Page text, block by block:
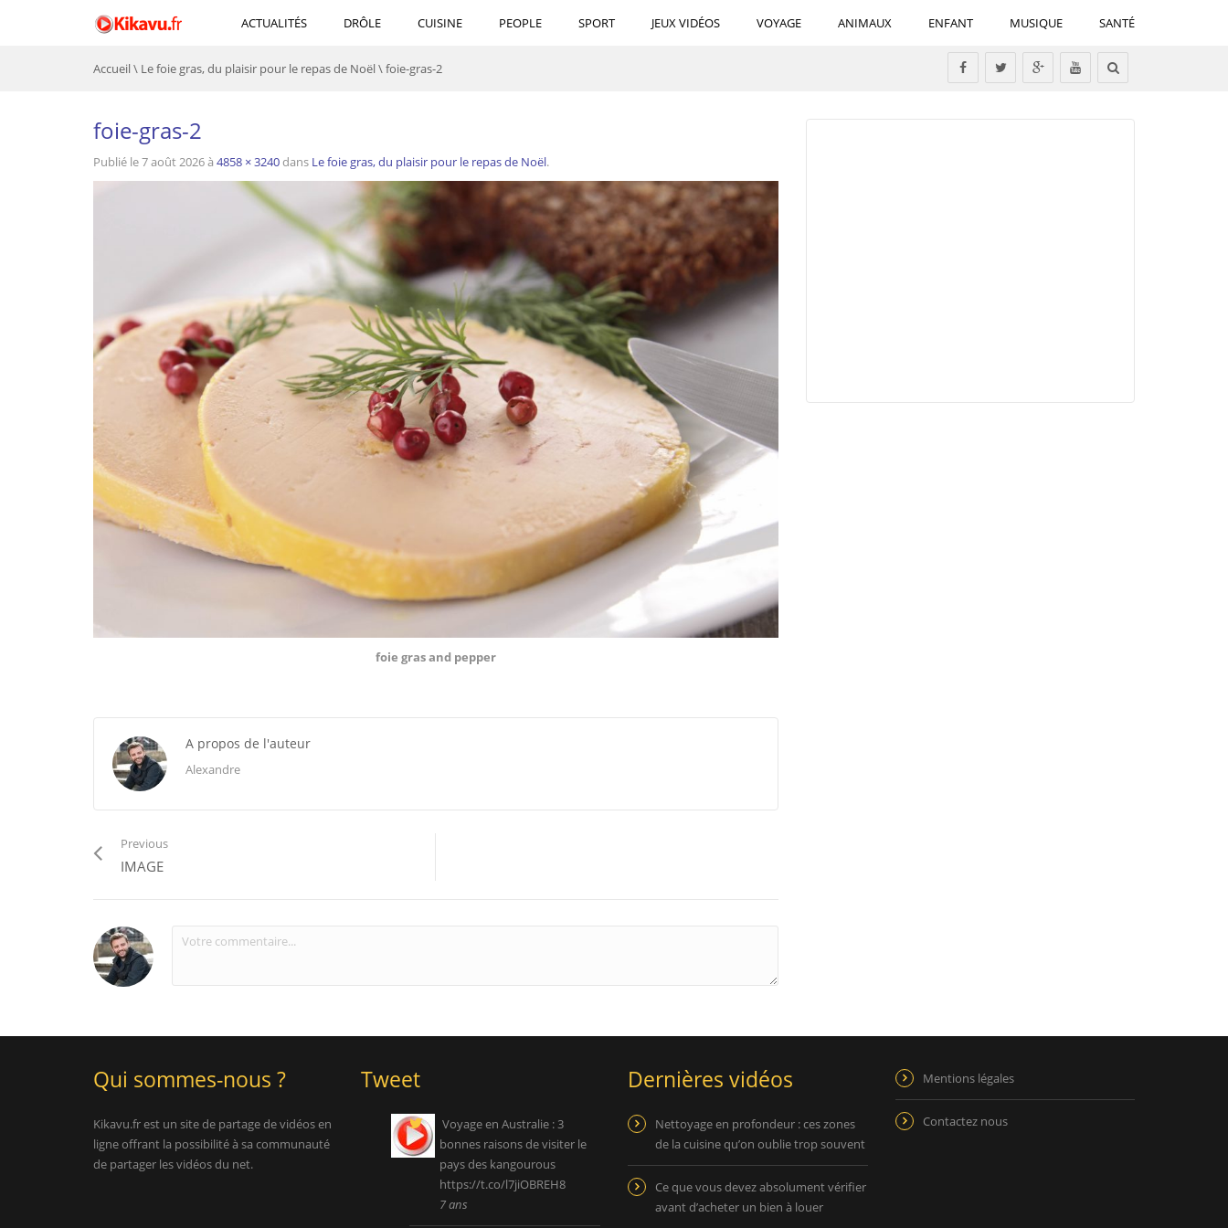
ACTUALITÉS DRÔLE CUISINE PEOPLE SPORT JEUX VIDÉOS VOYAGE ANIMAUX ENFANT MUSIQUE SANTÉ
Accueil\ Le foie gras, du plaisir pour le repas de Noël\foie-gras-2
foie-gras-2
Publié le7 août 2026à 4858 × 3240dans Le foie gras, du plaisir pour le repas de Noël.
foie gras and pepper
A propos de l'auteur
Alexandre
Previous
IMAGE
Qui sommes-nous ?
Kikavu.fr est un site de partage de vidéos en
ligne offrant la possibilité à sa communauté
de partager les vidéos du net.
Tweet
Voyage en Australie : 3
bonnes raisons de visiter le
pays des kangourous
https://t.co/l7jiOBREH8
7 ans
Dernières vidéos
Nettoyage en profondeur : ces zones
de la cuisine qu’on oublie trop souvent
Ce que vous devez absolument vérifier
avant d’acheter un bien à louer
Mentions légales
Contactez nous